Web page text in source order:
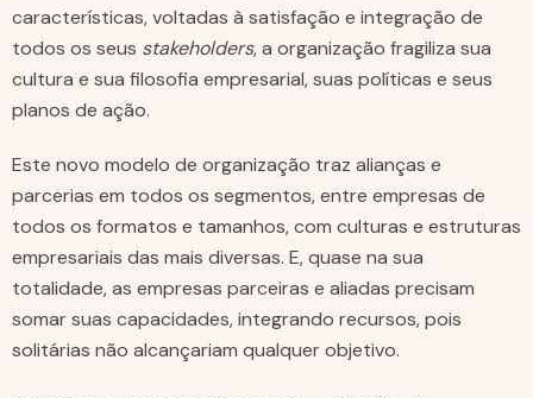
características, voltadas à satisfação e integração de
todos os seus stakeholders, a organização fragiliza sua
cultura e sua filosofia empresarial, suas políticas e seus
planos de ação.
Este novo modelo de organização traz alianças e
parcerias em todos os segmentos, entre empresas de
todos os formatos e tamanhos, com culturas e estruturas
empresariais das mais diversas. E, quase na sua
totalidade, as empresas parceiras e aliadas precisam
somar suas capacidades, integrando recursos, pois
solitárias não alcançariam qualquer objetivo.